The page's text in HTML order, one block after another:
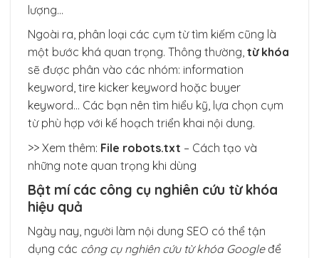
lượng…
Ngoài ra, phân loại các cụm từ tìm kiếm cũng là
một bước khá quan trọng. Thông thường, từ khóa
sẽ được phân vào các nhóm: information
keyword, tire kicker keyword hoặc buyer
keyword… Các bạn nên tìm hiểu kỹ, lựa chọn cụm
từ phù hợp với kế hoạch triển khai nội dung.
>> Xem thêm: File robots.txt – Cách tạo và
những note quan trọng khi dùng
Bật mí các công cụ nghiên cứu từ khóa
hiệu quả
Ngày nay, người làm nội dung SEO có thể tận
dụng các công cụ nghiên cứu từ khóa Googleđể